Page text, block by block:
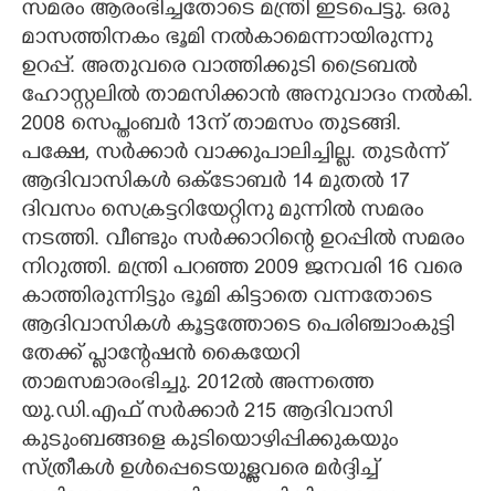
സമരം ആരംഭിച്ചതോടെ മന്ത്രി ഇടപെട്ടു. ഒരു
മാസത്തിനകം ഭൂമി നൽകാമെന്നായിരുന്നു
ഉറപ്പ്. അതുവരെ വാത്തിക്കുടി ട്രൈബൽ
ഹോസ്റ്റലിൽ താമസിക്കാൻ അനുവാദം നൽകി.
2008 സെപ്തംബർ 13ന് താമസം തുടങ്ങി.
പക്ഷേ, സർക്കാർ വാക്കുപാലിച്ചില്ല. തുടർന്ന്
ആദിവാസികൾ ഒക്ടോബർ 14 മുതൽ 17
ദിവസം സെക്രട്ടറിയേറ്റിനു മുന്നിൽ സമരം
നടത്തി. വീണ്ടും സർക്കാറിന്റെ ഉറപ്പിൽ സമരം
നിറുത്തി. മന്ത്രി പറഞ്ഞ 2009 ജനവരി 16 വരെ
കാത്തിരുന്നിട്ടും ഭൂമി കിട്ടാതെ വന്നതോടെ
ആദിവാസികൾ കൂട്ടത്തോടെ പെരിഞ്ചാംകുട്ടി
തേക്ക് പ്ലാന്റേഷൻ കൈയേറി
താമസമാരംഭിച്ചു. 2012ൽ അന്നത്തെ
യു.ഡി.എഫ് സർക്കാർ 215 ആദിവാസി
കുടുംബങ്ങളെ കുടിയൊഴിപ്പിക്കുകയും
സ്ത്രീകൾ ഉൾപ്പെടെയുള്ളവരെ മർദ്ദിച്ച്